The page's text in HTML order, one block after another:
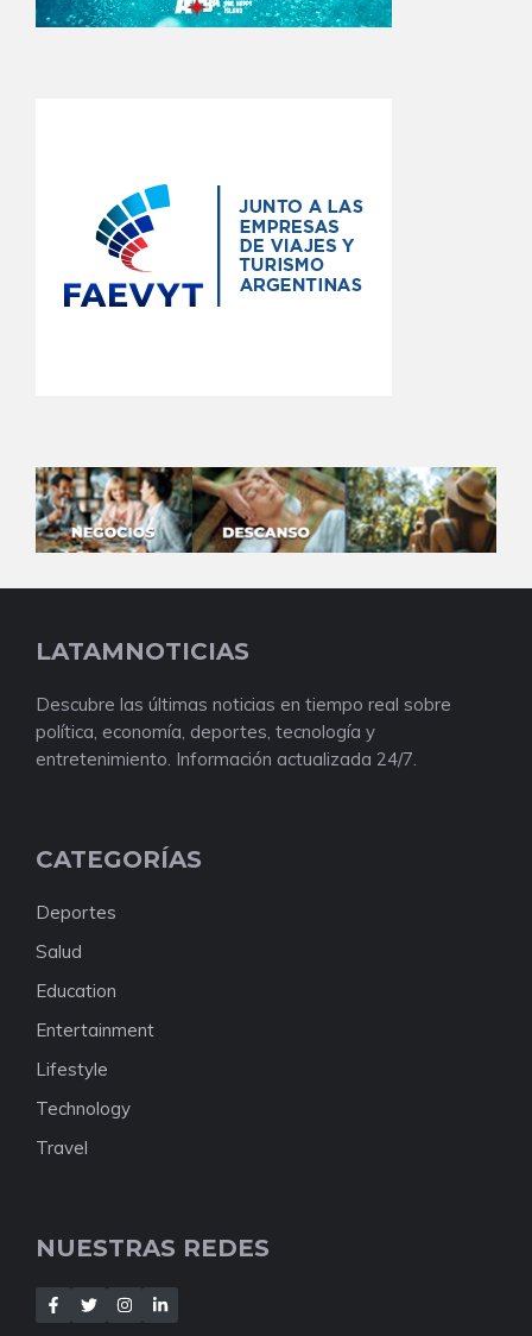
LATAMNOTICIAS
Descubre las últimas noticias en tiempo real sobre
política, economía, deportes, tecnología y
entretenimiento. Información actualizada 24/7.
CATEGORÍAS
Deportes
Salud
Education
Entertainment
Lifestyle
Technology
Travel
NUESTRAS REDES